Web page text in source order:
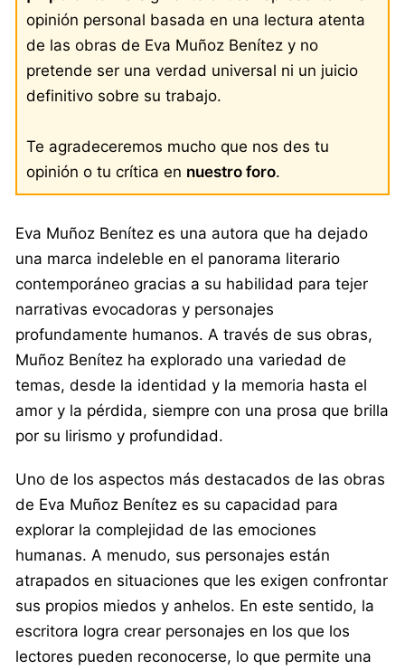
opinión personal basada en una lectura atenta
de las obras de Eva Muñoz Benítez y no
pretende ser una verdad universal ni un juicio
definitivo sobre su trabajo.
Te agradeceremos mucho que nos des tu
opinión o tu crítica en nuestro foro.
Eva Muñoz Benítez es una autora que ha dejado
una marca indeleble en el panorama literario
contemporáneo gracias a su habilidad para tejer
narrativas evocadoras y personajes
profundamente humanos. A través de sus obras,
Muñoz Benítez ha explorado una variedad de
temas, desde la identidad y la memoria hasta el
amor y la pérdida, siempre con una prosa que brilla
por su lirismo y profundidad.
Uno de los aspectos más destacados de las obras
de Eva Muñoz Benítez es su capacidad para
explorar la complejidad de las emociones
humanas. A menudo, sus personajes están
atrapados en situaciones que les exigen confrontar
sus propios miedos y anhelos. En este sentido, la
escritora logra crear personajes en los que los
lectores pueden reconocerse, lo que permite una